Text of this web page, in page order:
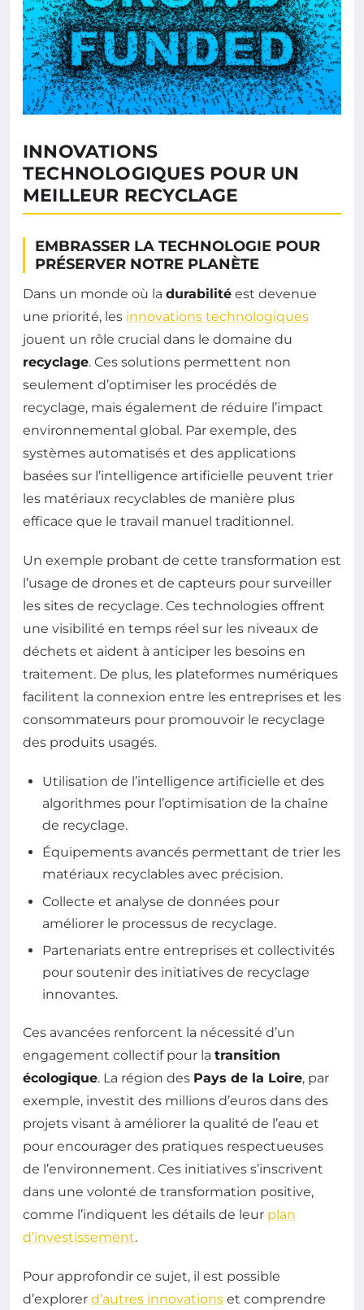
INNOVATIONS
TECHNOLOGIQUES POUR UN
MEILLEUR RECYCLAGE
EMBRASSER LA TECHNOLOGIE POUR
PRÉSERVER NOTRE PLANÈTE
Dans un monde où la durabilité est devenue
une priorité, les innovations technologiques
jouent un rôle crucial dans le domaine du
recyclage. Ces solutions permettent non
seulement d’optimiser les procédés de
recyclage, mais également de réduire l’impact
environnemental global. Par exemple, des
systèmes automatisés et des applications
basées sur l’intelligence artificielle peuvent trier
les matériaux recyclables de manière plus
efficace que le travail manuel traditionnel.
Un exemple probant de cette transformation est
l’usage de drones et de capteurs pour surveiller
les sites de recyclage. Ces technologies offrent
une visibilité en temps réel sur les niveaux de
déchets et aident à anticiper les besoins en
traitement. De plus, les plateformes numériques
facilitent la connexion entre les entreprises et les
consommateurs pour promouvoir le recyclage
des produits usagés.
Utilisation de l’intelligence artificielle et des
algorithmes pour l’optimisation de la chaîne
de recyclage.
Équipements avancés permettant de trier les
matériaux recyclables avec précision.
Collecte et analyse de données pour
améliorer le processus de recyclage.
Partenariats entre entreprises et collectivités
pour soutenir des initiatives de recyclage
innovantes.
Ces avancées renforcent la nécessité d’un
engagement collectif pour la transition
écologique. La région des Pays de la Loire, par
exemple, investit des millions d’euros dans des
projets visant à améliorer la qualité de l’eau et
pour encourager des pratiques respectueuses
de l’environnement. Ces initiatives s’inscrivent
dans une volonté de transformation positive,
comme l’indiquent les détails de leur plan
d’investissement.
Pour approfondir ce sujet, il est possible
d’explorer d’autres innovations et comprendre